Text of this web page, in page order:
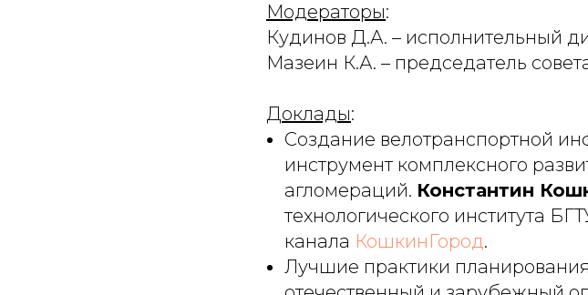
Модераторы:
Кудинов Д.А. – исполнительный
Мазеин К.А. – председатель
Доклады:
Создание велотранспортной
инструмент комплексного
агломераций. Константин
технологического института
канала КошкинГород.
Лучшие практики